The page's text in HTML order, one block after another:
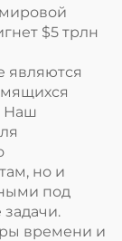
$5 трлн
являются
Наш
но и
под
времени и